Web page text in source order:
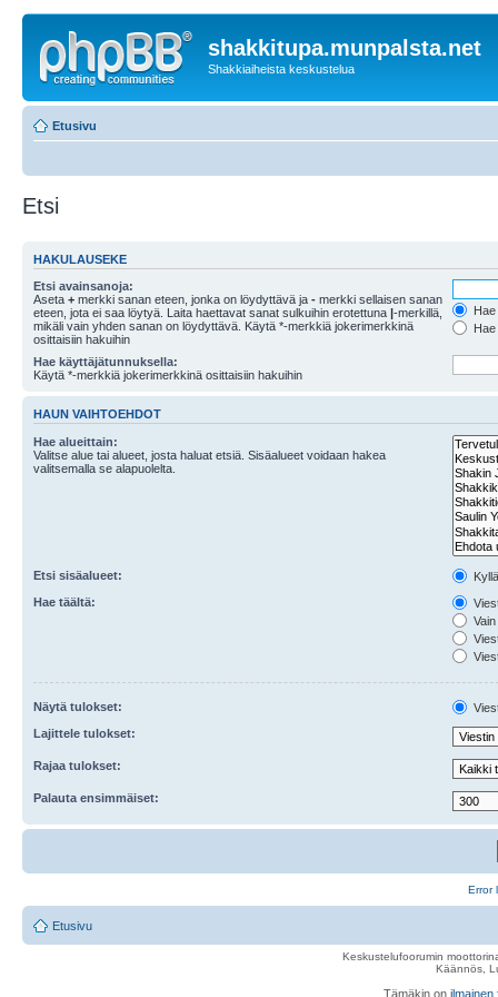
shakkitupa.munpalsta.net
Shakkiaiheista keskustelua
Etusivu
Etsi
HAKULAUSEKE
Etsi avainsanoja:
Aseta + merkki sanan eteen, jonka on löydyttävä ja - merkki sellaisen sanan
eteen, jota ei saa löytyä. Laita haettavat sanat sulkuihin erotettuna |-merkillä,
mikäli vain yhden sanan on löydyttävä. Käytä *-merkkiä jokerimerkkinä
osittaisiin hakuihin
Hae käyttäjätunnuksella:
Käytä *-merkkiä jokerimerkkinä osittaisiin hakuihin
HAUN VAIHTOEHDOT
Hae alueittain:
Valitse alue tai alueet, josta haluat etsiä. Sisäalueet voidaan hakea
valitsemalla se alapuolelta.
Etsi sisäalueet:
Hae täältä:
Näytä tulokset:
Lajittele tulokset:
Rajaa tulokset:
Palauta ensimmäiset:
Error
Etusivu
Keskustelufoorumin
Käännös,
Tämäkin on ilmainen